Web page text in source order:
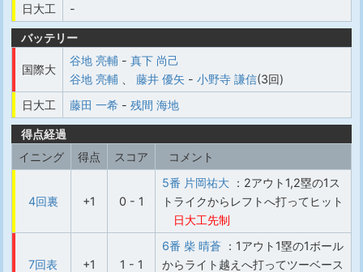
日大工
-
バッテリー
国際大
谷地 亮輔 - 真下 尚己
谷地 亮輔
藤井 優矢 - 小野寺 謙信(3回)
日大工
藤田 一希 - 残間 海地
得点経過
イニング
得点 スコア コメント
4回裏 +1 0 - 1
5番 片岡祐大 ：2アウト1,2塁の1ス
トライクからレフトへ打ってヒット
日大工先制
7回表 +1 1 - 1
6番 柴 晴蒼 ：1アウト1塁の1ボール
からライト越えへ打ってツーベース